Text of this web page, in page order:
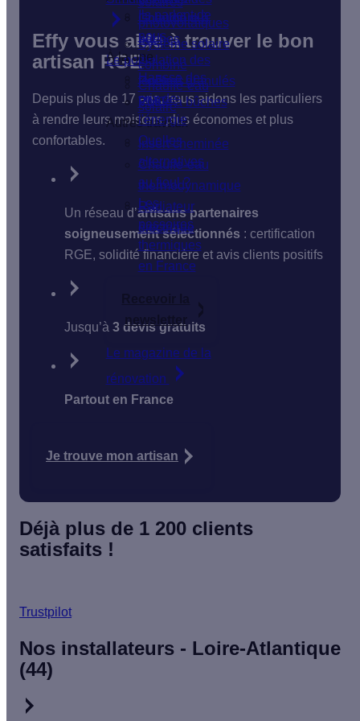
Isolation du
sol
Isolation des
fenêtres
VMC
Chaudière à
bûches
Le poêle
Poêle à granulés
Poêle à bûches
Autres travaux
Insert cheminée
Chauffe-eau
thermodynamique
Radiateur
électrique
photovoltaïques
Système solaire
combiné
Chauffe-eau
solaire
Ils parlent de
nous
À la une
Hausse des
prix de
l'énergie
Quelles
alternatives
au fioul ?
Les
passoires
thermiques
en France
newsletter
Le magazine de la
rénovation
Effy vous aide à trouver le bon
artisan RGE
Depuis plus de 17 ans, nous aidons les particuliers
à rendre leurs maisons plus économes et plus
confortables.
Un réseau d’artisans partenaires
soigneusement sélectionnés : certification
RGE, solidité financière et avis clients positifs
Jusqu’à 3 devis gratuits
Partout en France
Je trouve mon artisan
Déjà plus de 1 200 clients
satisfaits !
Trustpilot
Nos installateurs - Loire-Atlantique
(44)